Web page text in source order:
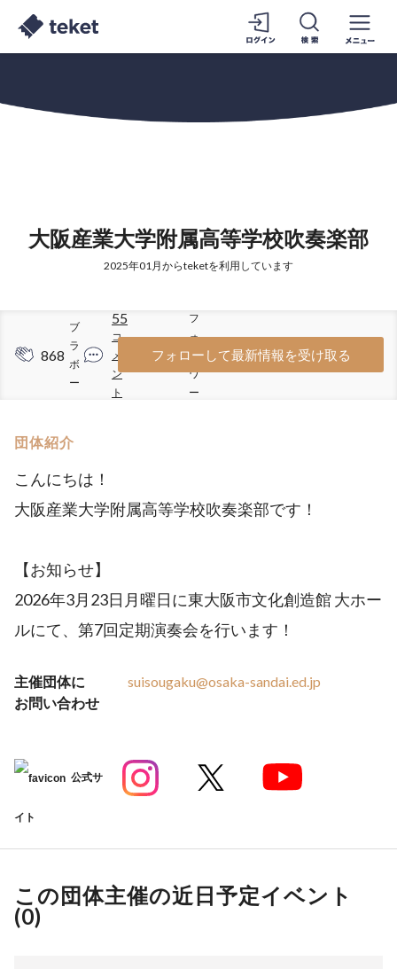
大阪産業大学附属高等学校吹奏楽部
2025年01月からteketを利用しています
868
ブ
ラ
ボ
ー
55
コ
メ
ン
ト
293
フ
ォ
ロ
ワ
ー
フォローして最新情報を受け取る
団体紹介
こんにちは！
大阪産業大学附属高等学校吹奏楽部です！
【お知らせ】
2026年3月23日月曜日に東大阪市文化創造館 大ホー
ルにて、第7回定期演奏会を行います！
主催団体に
お問い合わせ
suisougaku@osaka-sandai.ed.jp
公式サ
イト
この団体主催の近日予定イベント
(0)